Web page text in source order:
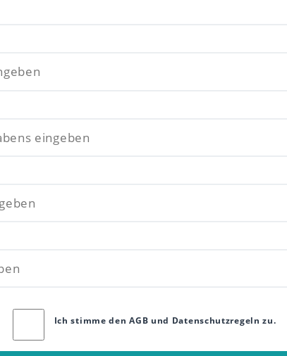
Ich stimme den AGB und Datenschutzregeln zu.